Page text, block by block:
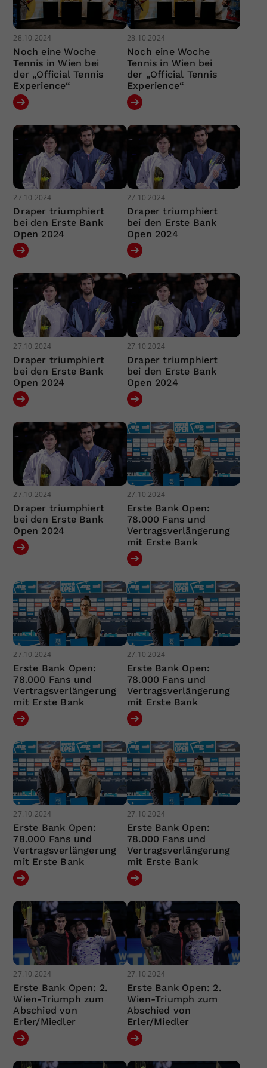
28.10.2024
Noch eine Woche
Tennis in Wien bei
der „Official Tennis
Experience“
28.10.2024
Noch eine Woche
Tennis in Wien bei
der „Official Tennis
Experience“
27.10.2024
Draper triumphiert
bei den Erste Bank
Open 2024
27.10.2024
Draper triumphiert
bei den Erste Bank
Open 2024
27.10.2024
Draper triumphiert
bei den Erste Bank
Open 2024
27.10.2024
Draper triumphiert
bei den Erste Bank
Open 2024
27.10.2024
Draper triumphiert
bei den Erste Bank
Open 2024
27.10.2024
Erste Bank Open:
78.000 Fans und
Vertragsverlängerung
mit Erste Bank
27.10.2024
Erste Bank Open:
78.000 Fans und
Vertragsverlängerung
mit Erste Bank
27.10.2024
Erste Bank Open:
78.000 Fans und
Vertragsverlängerung
mit Erste Bank
27.10.2024
Erste Bank Open:
78.000 Fans und
Vertragsverlängerung
mit Erste Bank
27.10.2024
Erste Bank Open:
78.000 Fans und
Vertragsverlängerung
mit Erste Bank
27.10.2024
Erste Bank Open: 2.
Wien-Triumph zum
Abschied von
Erler/Miedler
27.10.2024
Erste Bank Open: 2.
Wien-Triumph zum
Abschied von
Erler/Miedler